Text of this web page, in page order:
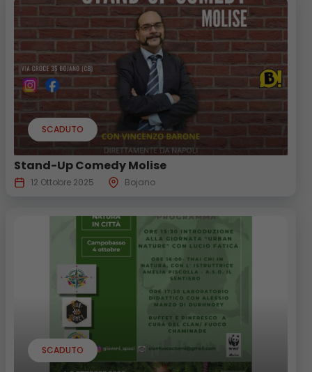
SCADUTO
Stand-Up Comedy Molise
12 Ottobre 2025 Bojano
SCADUTO